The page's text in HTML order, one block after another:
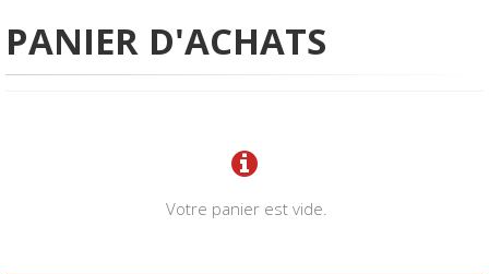
PANIER D'ACHATS
Votre panier est vide.